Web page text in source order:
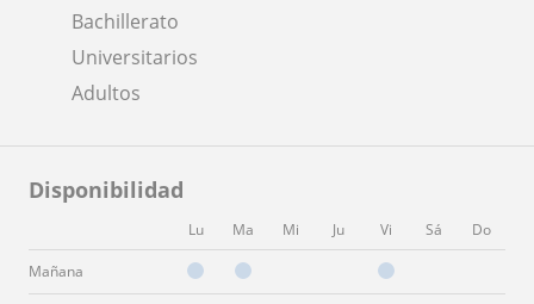
Bachillerato
Universitarios
Adultos
Disponibilidad
Lu Ma Mi Ju Vi Sá Do
Mañana